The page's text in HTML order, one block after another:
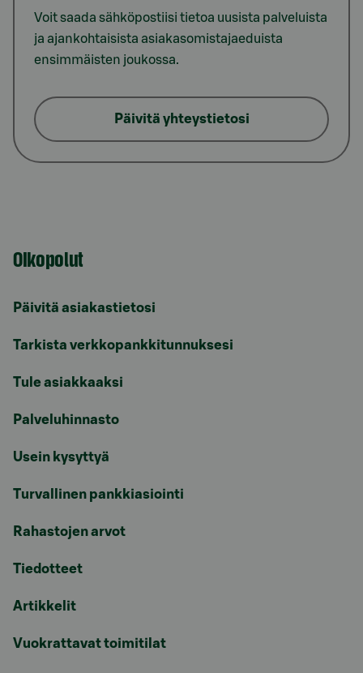
Voit saada sähköpostiisi tietoa uusista palveluista
ja ajankohtaisista asiakasomistajaeduista
ensimmäisten joukossa.
Päivitä yhteystietosi
Oikopolut
Päivitä asiakastietosi
Tarkista verkkopankkitunnuksesi
Tule asiakkaaksi
Palveluhinnasto
Usein kysyttyä
Turvallinen pankkiasiointi
Rahastojen arvot
Tiedotteet
Artikkelit
Vuokrattavat toimitilat